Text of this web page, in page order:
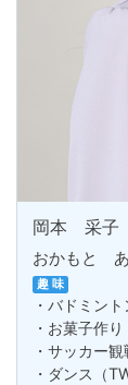
岡本 采子
おかもと
趣 味
・バドミント
・お菓子作り
・サッカー観
・ダンス（